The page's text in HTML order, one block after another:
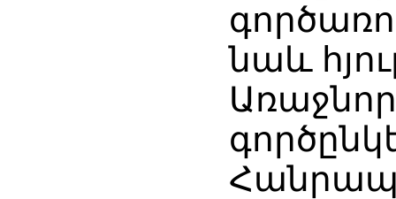
նաև